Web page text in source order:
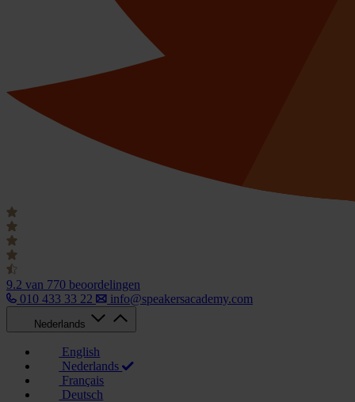
9.2 van 770 beoordelingen
010 433 33 22
info@speakersacademy.com
Nederlands
English
Nederlands
Français
Deutsch